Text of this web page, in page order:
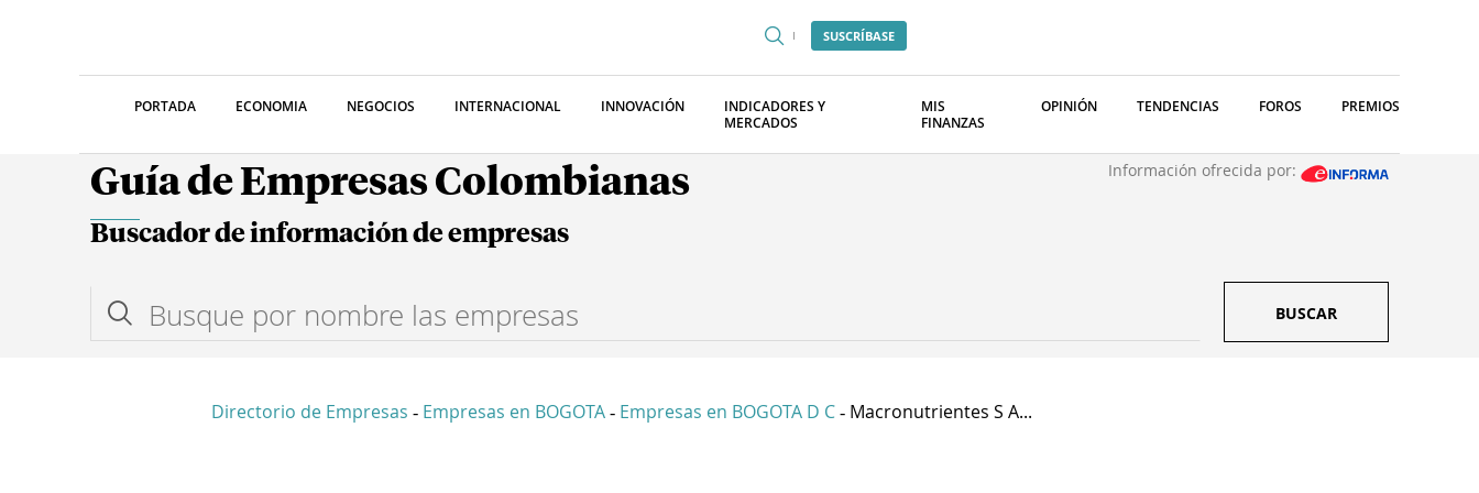
SUSCRÍBASE
PORTADA ECONOMIA NEGOCIOS INTERNACIONAL INNOVACIÓN
INDICADORES Y
MERCADOS
MIS
FINANZAS
OPINIÓN TENDENCIAS FOROS PREMIOS
Guía de Empresas Colombianas Información ofrecida por:
Buscador de información de empresas
BUSCAR
Directorio de Empresas - Empresas en BOGOTA - Empresas en BOGOTA D C - Macronutrientes S A...